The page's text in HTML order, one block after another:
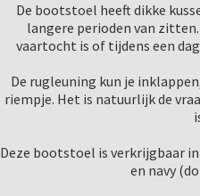
De bootstoel heeft dikke
langere perioden van
vaartocht is of tijdens een
De rugleuning kun je
riempje. Het is natuurlijk de
Deze bootstoel is verkrijgbaar
en navy